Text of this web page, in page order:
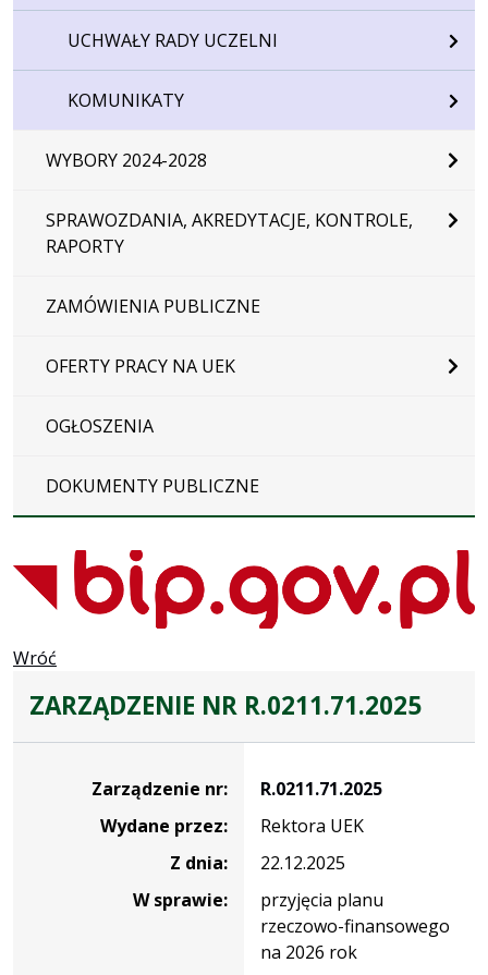
UCHWAŁY RADY UCZELNI
KOMUNIKATY
WYBORY 2024-2028
SPRAWOZDANIA, AKREDYTACJE, KONTROLE,
RAPORTY
ZAMÓWIENIA PUBLICZNE
OFERTY PRACY NA UEK
OGŁOSZENIA
DOKUMENTY PUBLICZNE
Wróć
ZARZĄDZENIE NR R.0211.71.2025
Zarządzenie nr:
R.0211.71.2025
Wydane przez:
Rektora UEK
Z dnia:
22.12.2025
W sprawie:
przyjęcia planu
rzeczowo-finansowego
na 2026 rok